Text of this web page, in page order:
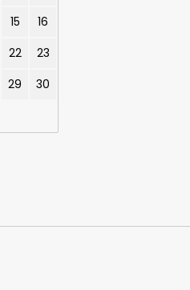
15
16
22
23
29
30